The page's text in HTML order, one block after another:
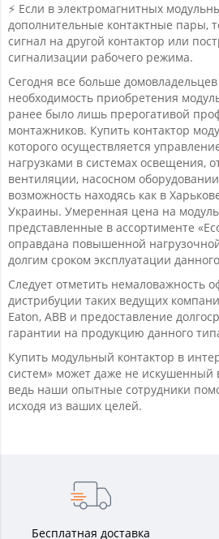
⚡ Если в электромагнитных
дополнительные контактные пары,
сигнал на другой контактор или
сигнализации рабочего режима.
Сегодня все больше
необходимость приобретения
ранее было лишь прерогативой
монтажников. Купить контактор
которого осуществляется
нагрузками в системах освещения,
вентиляции, насосном
возможность находясь как в
Украины. Умеренная цена на
представленные в ассортименте
оправдана повышенной
долгим сроком эксплуатации
Следует отметить немаловажность
дистрибуции таких ведущих
Eaton, ABB и предоставление
гарантии на продукцию данного
Купить модульный контактор в
систем» может даже не искушенный
ведь наши опытные сотрудники
исходя из ваших целей.
Бесплатная доставка